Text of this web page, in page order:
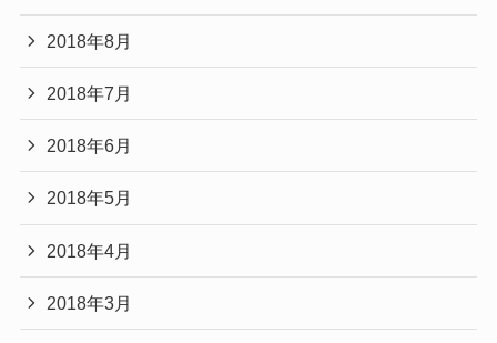
2018年8月
2018年7月
2018年6月
2018年5月
2018年4月
2018年3月